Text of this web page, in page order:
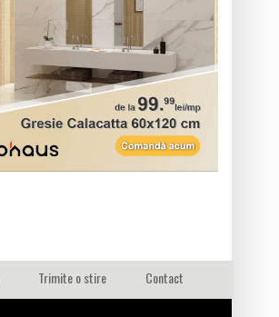
Trimite o stire Contact